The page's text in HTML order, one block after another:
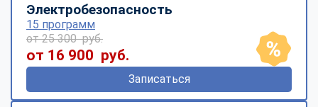
Электробезопасность
15 программ
от 25 300 руб.
от 16 900 руб.
Записаться